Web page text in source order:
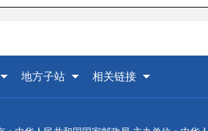
地方子站 相关链接